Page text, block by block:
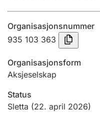
Innsending og
Tinglysing
Jeger
Organisasjonsnummer
935 103 363
Organisasjonsform
Aksjeselskap
Status
Sletta (22. april 2026)